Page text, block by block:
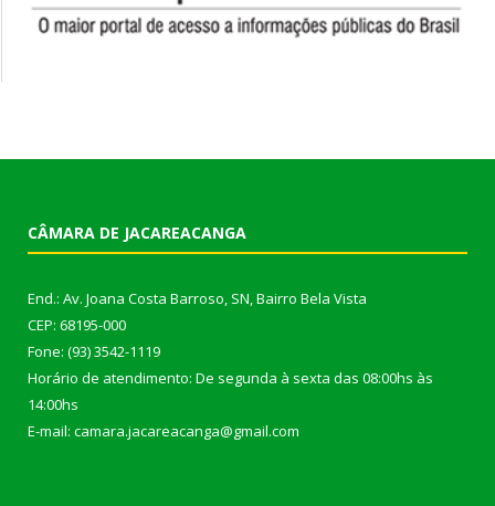
CÂMARA DE JACAREACANGA
End.: Av. Joana Costa Barroso, SN, Bairro Bela Vista
CEP: 68195-000
Fone: (93) 3542-1119
Horário de atendimento: De segunda à sexta das 08:00hs às
14:00hs
E-mail: camara.jacareacanga@gmail.com